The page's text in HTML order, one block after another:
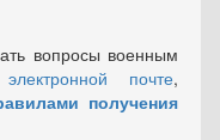
вопросы военным
электронной почте,
получения